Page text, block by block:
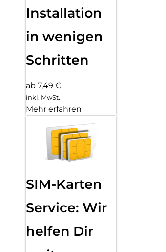
Installation
in wenigen
Schritten
ab 7,49 €
inkl. MwSt.
Mehr erfahren
SIM-Karten
Service: Wir
helfen Dir